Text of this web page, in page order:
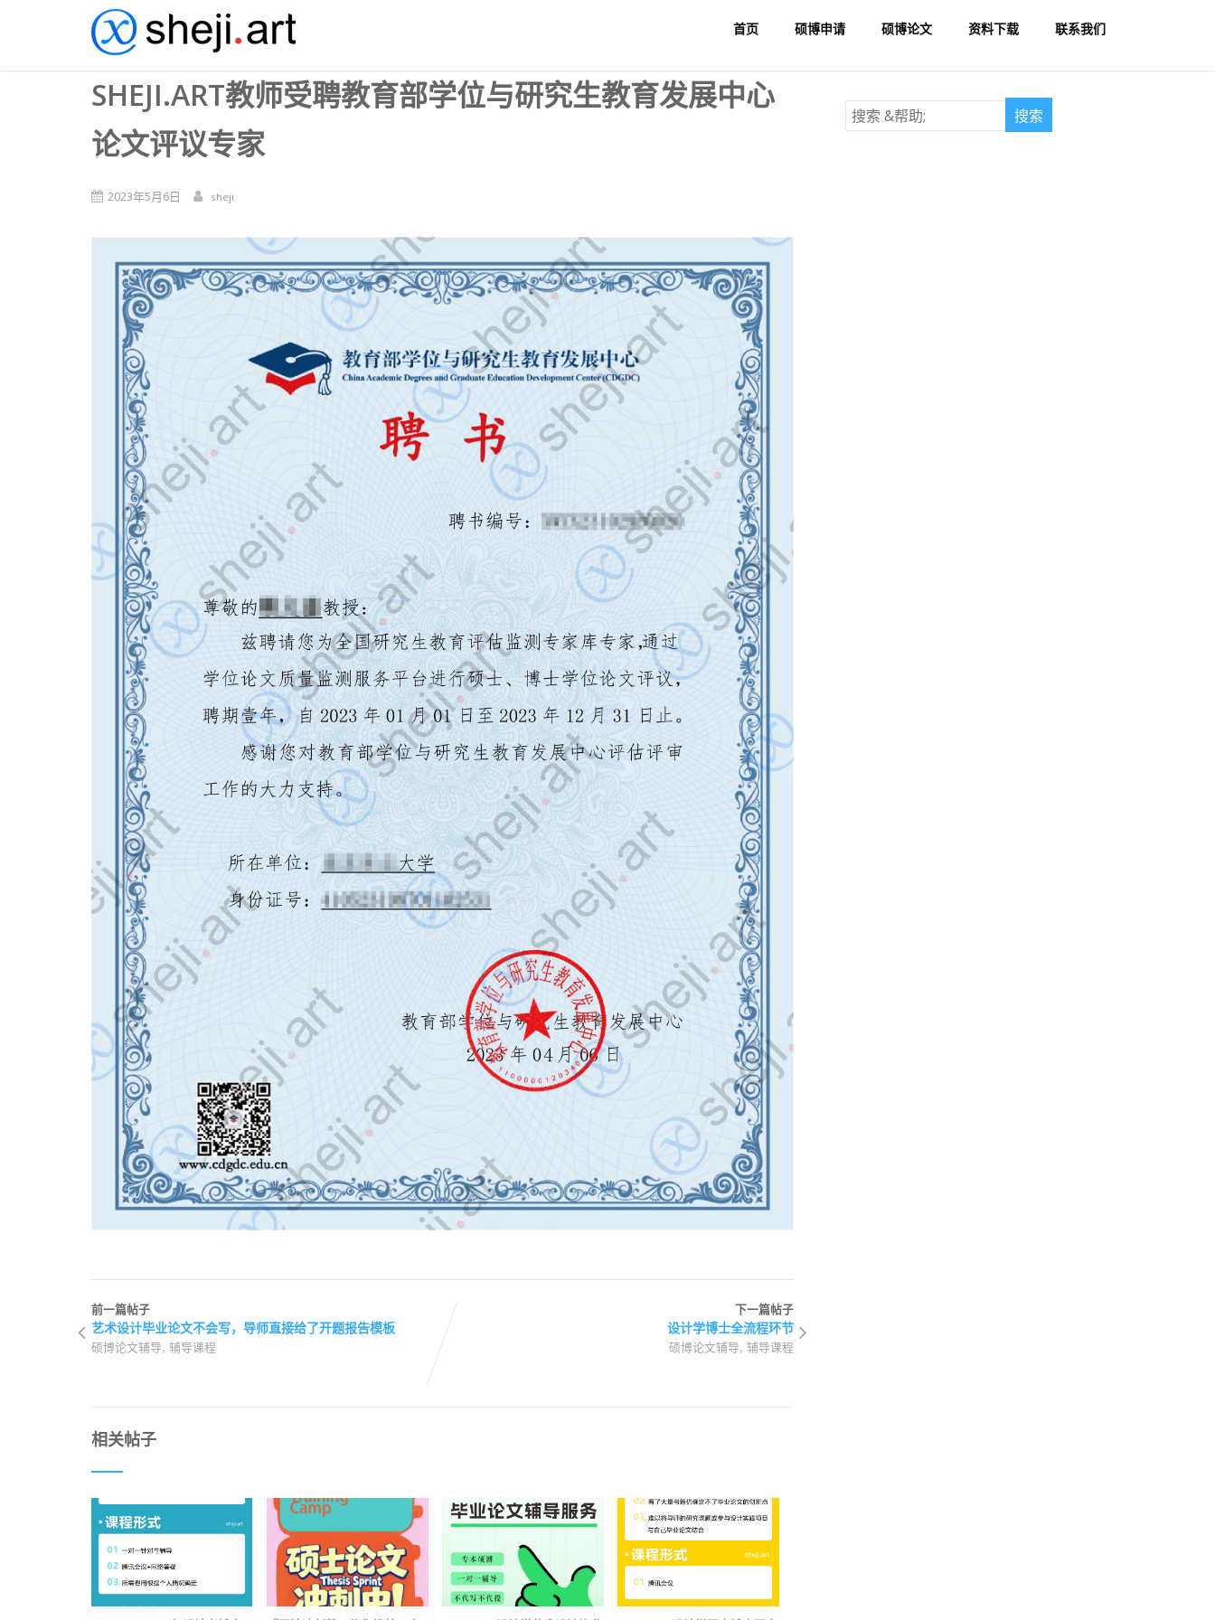
首页 硕博申请 硕博论文 资料下载 联系我们
SHEJI.ART教师受聘教育部学位与研究生教育发展中心
论文评议专家
2023年5月6日 sheji
前一篇帖子
艺术设计毕业论文不会写，导师直接给了开题报告模板
硕博论文辅导, 辅导课程
下一篇帖子
设计学博士全流程环节
硕博论文辅导, 辅导课程
相关帖子